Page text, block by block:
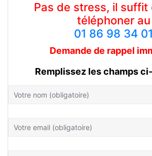
Pas de stress, il suffit
téléphoner au
01 86 98 34 01
Demande de rappel
Remplissez les champs